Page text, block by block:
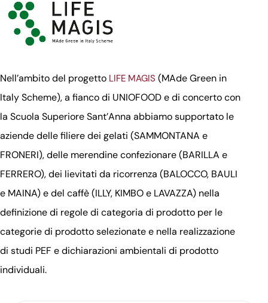
Nell’ambito del progetto LIFE MAGIS (MAde Green in
Italy Scheme), a fianco di UNIOFOOD e di concerto con
la Scuola Superiore Sant’Anna abbiamo supportato le
aziende delle filiere dei gelati (SAMMONTANA e
FRONERI), delle merendine confezionare (BARILLA e
FERRERO), dei lievitati da ricorrenza (BALOCCO, BAULI
e MAINA) e del caffè (ILLY, KIMBO e LAVAZZA) nella
definizione di regole di categoria di prodotto per le
categorie di prodotto selezionate e nella realizzazione
di studi PEF e dichiarazioni ambientali di prodotto
individuali.